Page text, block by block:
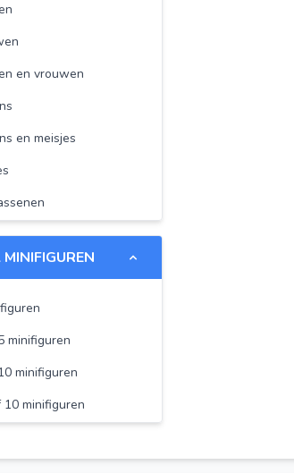
Minifigures
Heroes
Technic
Disney
Minecraft
KNIGHTS
Creator Expert
en vrouwen
en meisjes
minifiguren
minifiguren
10 minifiguren